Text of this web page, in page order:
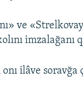
ve
imzalağanı
ilâve soravğa